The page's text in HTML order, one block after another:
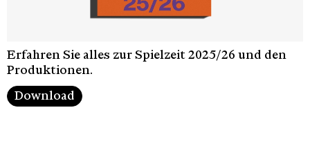
Erfahren Sie alles zur Spielzeit 2025/26 und den
Produktionen.
Download